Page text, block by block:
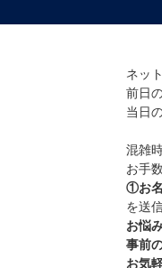
ネッ
前日
当日
混雑
お手
①お
を送
お悩
事前
お気